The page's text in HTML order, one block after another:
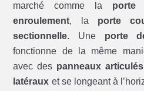
marché comme la porte
enroulement, la porte
sectionnelle. Une porte
fonctionne de la même
avec des panneaux articulés
latéraux et se longeant à